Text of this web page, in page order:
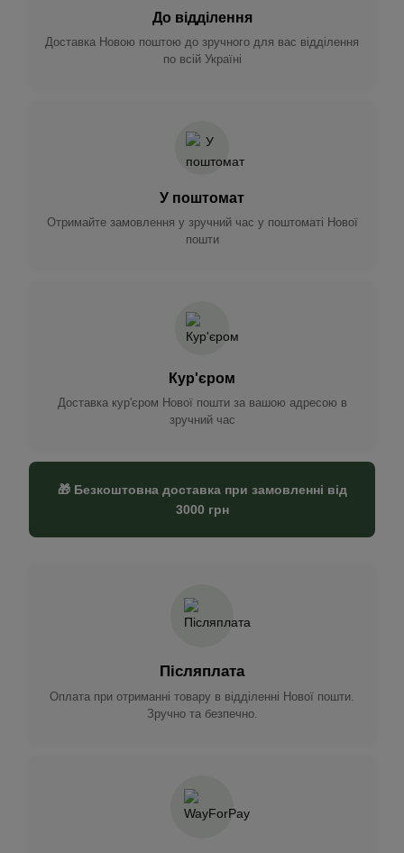
До відділення
Доставка Новою поштою до зручного для вас відділення
по всій Україні
У поштомат
Отримайте замовлення у зручний час у поштоматі Нової
пошти
Кур'єром
Доставка кур'єром Нової пошти за вашою адресою в
зручний час
🎁 Безкоштовна доставка при замовленні від
3000 грн
Післяплата
Оплата при отриманні товару в відділенні Нової пошти.
Зручно та безпечно.